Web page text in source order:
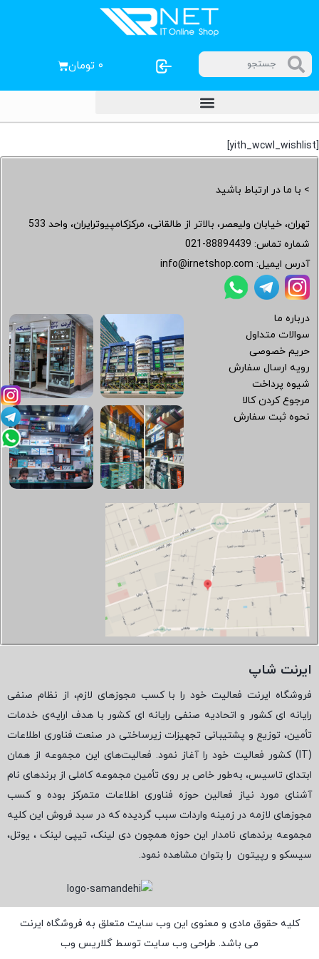
۰ تومان
[yith_wcwl_wishlist]
> با ما در ارتباط باشید
تهران، خیابان ولیعصر، بالاتر از طالقانی، مرکزکامپیوترایران، واحد 533
شماره تماس: 021-88894439
آدرس ایمیل: info@irnetshop.com
درباره ما
سوالات متداول
حریم خصوصی
رویه ارسال سفارش
شیوه پرداخت
مرجوع کردن کالا
نحوه ثبت سفارش
ایرنت شاپ
فروشگاه ایرنت فعالیت خود را با کسب مجوزهای لازم، از نظام صنفی
رایانه ای کشور و اتحادیه صنفی رایانه ای کشور با هدف ارایه‌ی خدمات
تأمین، توزیع و پشتیبانی تجهیزات زیرساختی در صنعت فناوری اطلاعات
(
IT) کشور فعالیت خود را آغاز نمود. فعالیت‌های این مجموعه از همان
ابتدای تاسیس، به‌طور خاص بر روی تأمین مجموعه کاملی از برندهای نام
آشنای مورد نیاز فعالین حوزه فناوری اطلاعات متمرکز بوده و کسب
مجوزهای لازمه در زمینه واردات سبب گردیده که در سبد فروش این کلیه
مجموعه برندهای نامدار این حوزه همچون دی لینک، تیپی لینک ، یوتل،
سیسکو و رپیتون را بتوان مشاهده نمود.
کلیه حقوق مادی و معنوی این وب سایت متعلق به فروشگاه ایرنت
می باشد. طراحی وب سایت توسط گلاریس وب